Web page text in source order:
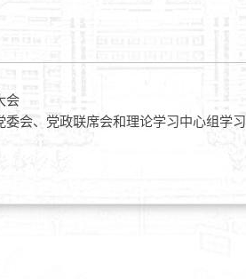
会
会、党政联席会和理论学习中心组学习